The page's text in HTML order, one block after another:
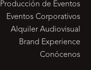
Producción de Eventos
Eventos Corporativos
Alquiler Audiovisual
Brand Experience
Conócenos